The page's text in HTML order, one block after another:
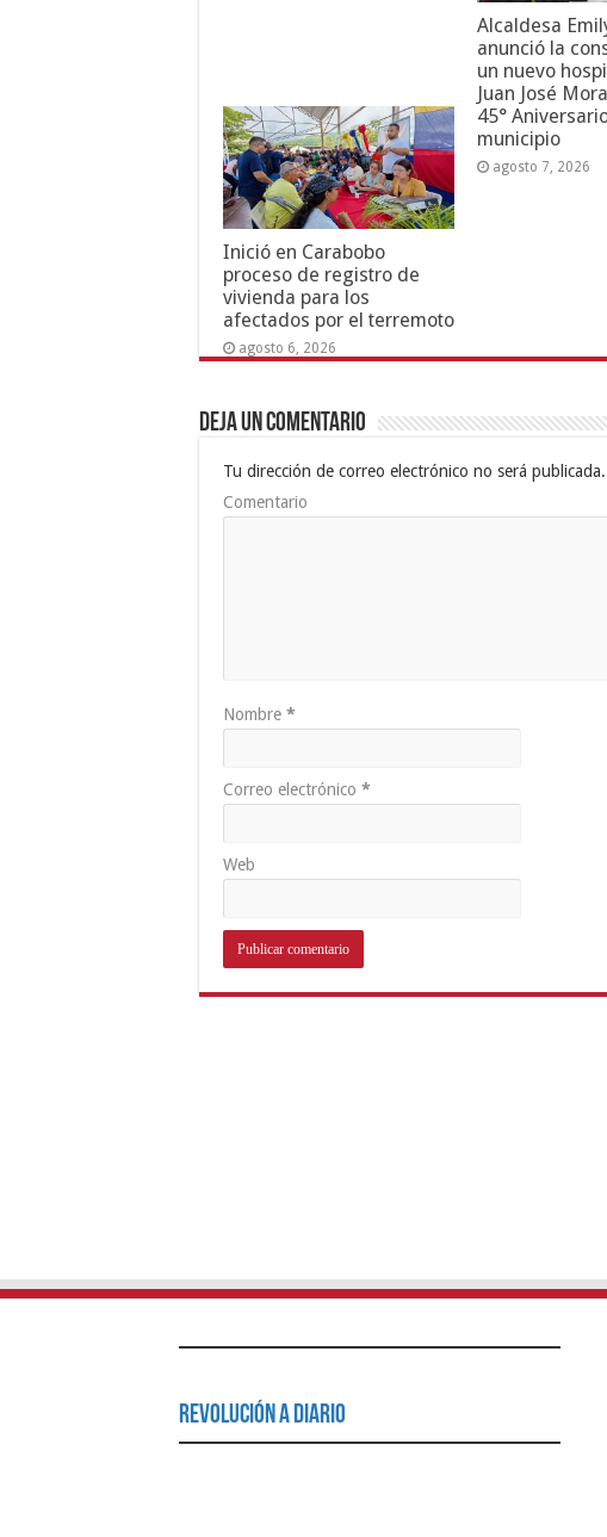
Alcaldesa
anunció la
un nuevo
Juan José
45°
municipio
agosto 7, 2026
Inició en Carabobo
proceso de registro de
vivienda para los
afectados por el terremoto
agosto 6, 2026
Deja un comentario
Tu dirección de correo electrónico no será publicada.
Comentario
Nombre *
Correo electrónico *
Web
Revolución a Diario